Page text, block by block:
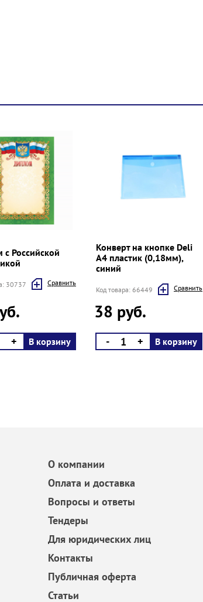
Российской
30737 Cравнить
+ В корзину
Конверт на кнопке Deli
А4 пластик (0,18мм),
синий
Код товара: 66449 Cравнить
38 руб.
- + В корзину
О компании
Оплата и доставка
Вопросы и ответы
Тендеры
Для юридических лиц
Контакты
Публичная оферта
Статьи